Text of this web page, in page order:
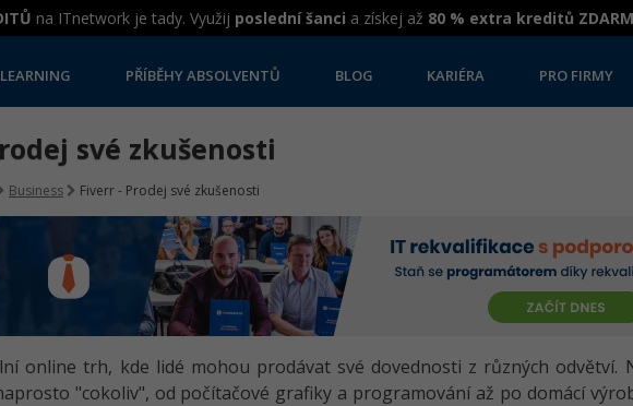
na ITnetwork je tady. Využij poslední šanci a získej až 80 % extra kreditů
PŘÍBĚHY ABSOLVENTŮ BLOG KARIÉRA PRO FIRMY
své zkušenosti
Business Fiverr - Prodej své zkušenosti
online trh, kde lidé mohou prodávat své dovednosti z různých odvětví.
"cokoliv", od počítačové grafiky a programování až po domácí